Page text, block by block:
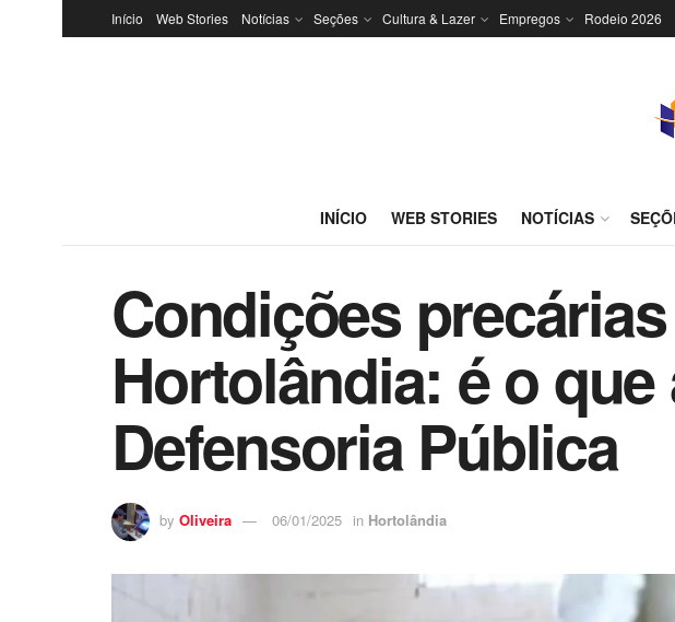
Início Web Stories Notícias Seções Cultura & Lazer Empregos Rodeio 2026
INÍCIO WEB STORIES NOTÍCIAS
Condições
Hortolândia: é o
Defensoria Pública
by Oliveira 06/01/2025 in Hortolândia